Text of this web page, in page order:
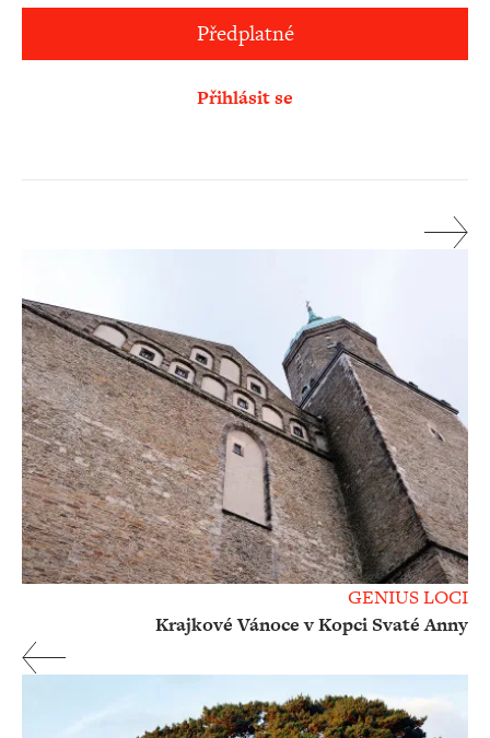
Předplatné
Přihlásit se
GENIUS LOCI
Krajkové Vánoce v Kopci Svaté Anny